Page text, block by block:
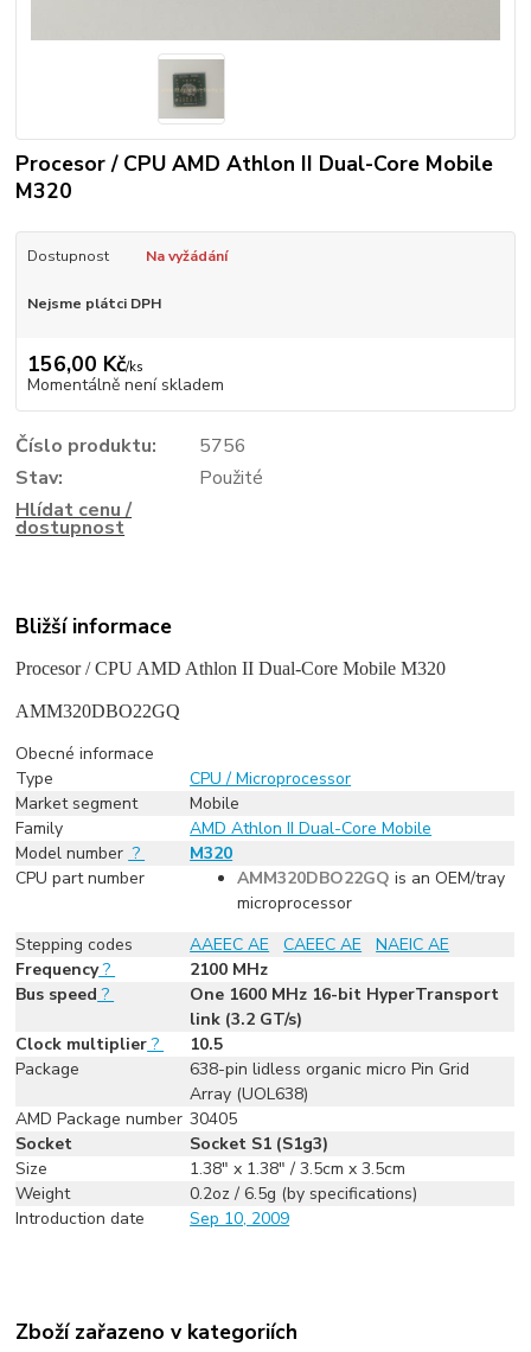
Procesor / CPU AMD Athlon II Dual-Core Mobile
M320
Dostupnost Na vyžádání
Nejsme plátci DPH
156,00 Kč/ks
Momentálně není skladem
Číslo produktu:
5756
Stav:
Použité
Hlídat cenu /
dostupnost
Bližší informace
Procesor / CPU AMD Athlon II Dual-Core Mobile M320
AMM320DBO22GQ
Obecné informace
Type
CPU / Microprocessor
Market segment
Mobile
Family
AMD Athlon II Dual-Core Mobile
Model number ?
M320
CPU part number
AMM320DBO22GQ is an OEM/tray
microprocessor
Stepping codes
AAEEC AE CAEEC AE
NAEIC AE
Frequency?
2100 MHz
Bus speed ?
One 1600 MHz 16-bit HyperTransport
link (3.2 GT/s)
Clock multiplier?
10.5
Package
638-pin lidless organic micro Pin Grid
Array (UOL638)
AMD Package number 30405
Socket
Socket S1 (S1g3)
Size
1.38" x 1.38" / 3.5cm x 3.5cm
Weight
0.2oz / 6.5g (by specifications)
Introduction date
Sep 10, 2009
Zboží zařazeno v kategoriích